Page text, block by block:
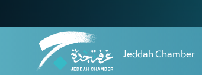
Jeddah Chamber